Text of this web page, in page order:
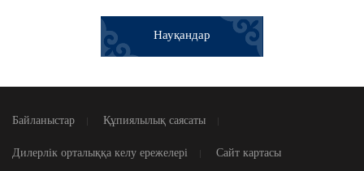
Науқандар
Байланыстар Құпиялылық саясаты
Дилерлік орталыққа келу ережелері Сайт картасы